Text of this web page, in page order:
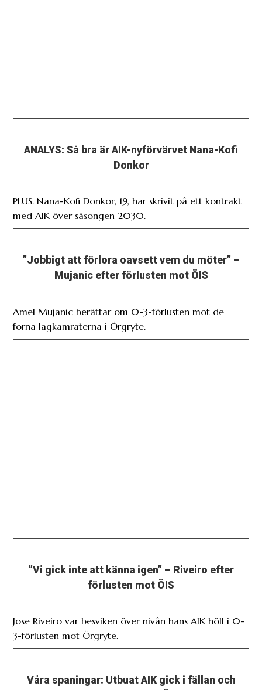
ANALYS: Så bra är AIK-nyförvärvet Nana-Kofi
Donkor
PLUS. Nana-Kofi Donkor, 19, har skrivit på ett kontrakt
med AIK över säsongen 2030.
”Jobbigt att förlora oavsett vem du möter” –
Mujanic efter förlusten mot ÖIS
Amel Mujanic berättar om 0-3-förlusten mot de
forna lagkamraterna i Örgryte.
”Vi gick inte att känna igen” – Riveiro efter
förlusten mot ÖIS
Jose Riveiro var besviken över nivån hans AIK höll i 0-
3-förlusten mot Örgryte.
Våra spaningar: Utbuat AIK gick i fällan och